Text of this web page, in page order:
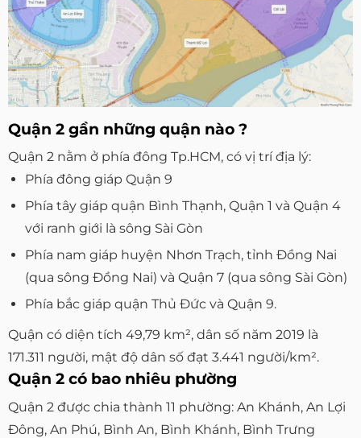
Quận 2 gần những quận nào ?
Quận 2 nằm ở phía đông Tp.HCM, có vị trí địa lý:
Phía đông giáp Quận 9
Phía tây giáp quận Bình Thạnh, Quận 1 và Quận 4
với ranh giới là sông Sài Gòn
Phía nam giáp huyện Nhơn Trạch, tỉnh Đồng Nai
(qua sông Đồng Nai) và Quận 7 (qua sông Sài Gòn)
Phía bắc giáp quận Thủ Đức và Quận 9.
Quận có diện tích 49,79 km², dân số năm 2019 là
171.311 người, mật độ dân số đạt 3.441 người/km².
Quận 2 có bao nhiêu phường
Quận 2 được chia thành 11 phường: An Khánh, An Lợi
Đông, An Phú, Bình An, Bình Khánh, Bình Trưng